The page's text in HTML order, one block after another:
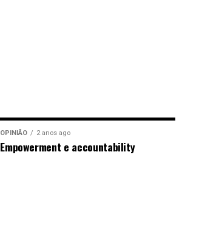
OPINIÃO 2 anos ago
Empowerment e accountability